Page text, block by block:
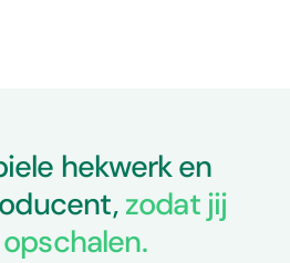
hekwerk en
zodat jij